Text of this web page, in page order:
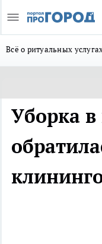
Всё о ритуальных
Уборка в